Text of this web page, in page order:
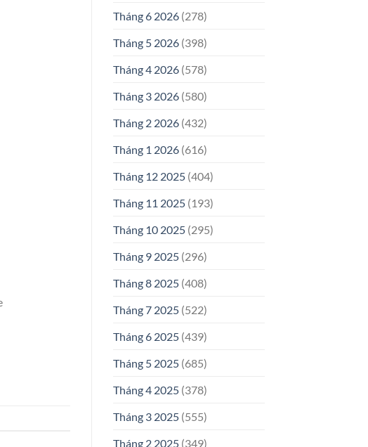
Tháng 6 2026(278)
Tháng 5 2026(398)
Tháng 4 2026(578)
Tháng 3 2026(580)
Tháng 2 2026(432)
Tháng 1 2026(616)
Tháng 12 2025(404)
Tháng 11 2025(193)
Tháng 10 2025(295)
Tháng 9 2025(296)
Tháng 8 2025(408)
Tháng 7 2025(522)
Tháng 6 2025(439)
Tháng 5 2025(685)
Tháng 4 2025(378)
Tháng 3 2025(555)
Tháng 2 2025(349)